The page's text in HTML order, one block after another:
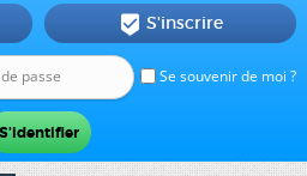
Se souvenir de moi ?
 S'inscrire